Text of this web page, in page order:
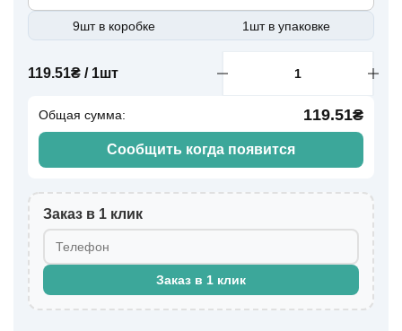
9шт в коробке 1шт в упаковке
119.51₴ / 1шт
Общая сумма: 119.51₴
Сообщить когда появится
Заказ в 1 клик
Заказ в 1 клик